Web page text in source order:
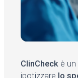
ClinCheck è
ipotizzare lo